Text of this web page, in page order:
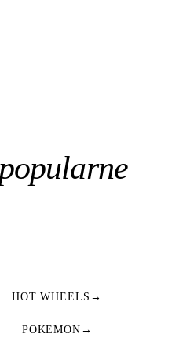
popularne
HOT WHEELS →
POKEMON →